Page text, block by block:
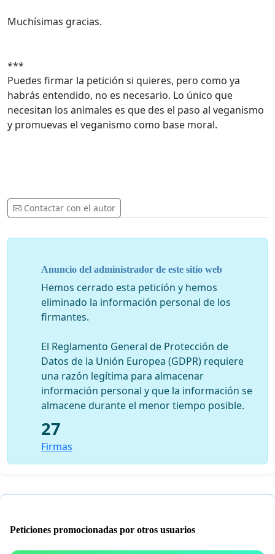
Muchísimas gracias.
***
Puedes firmar la petición si quieres, pero como ya
habrás entendido, no es necesario. Lo único que
necesitan los animales es que des el paso al veganismo
y promuevas el veganismo como base moral.
Contactar con el autor
Anuncio del administrador de este sitio web
Hemos cerrado esta petición y hemos
eliminado la información personal de los
firmantes.
El Reglamento General de Protección de
Datos de la Unión Europea (GDPR) requiere
una razón legítima para almacenar
información personal y que la información se
almacene durante el menor tiempo posible.
27
Firmas
Peticiones promocionadas por otros usuarios